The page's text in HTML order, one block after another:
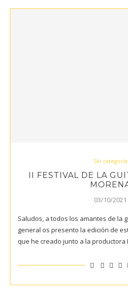
Sin categoría
II FESTIVAL DE LA
03/10/2021
Saludos, a todos los amantes de la
general os presento la edición de
que he creado junto a la productora